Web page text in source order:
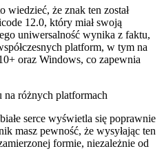
wiedzieć, że znak ten został
12.0, który miał swoją
uniwersalność wynika z faktu,
platform, w tym na
oraz Windows, co zapewnia
na różnych platformach
serce wyświetla się poprawnie
masz pewność, że wysyłając ten
formie, niezależnie od